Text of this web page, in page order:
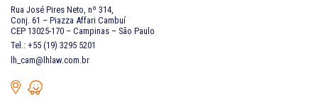
Rua José Pires Neto, nº 314,
Conj. 61 – Piazza Affari Cambuí
CEP 13025-170 – Campinas – São Paulo
Tel.: +55 (19) 3295 5201
lh_cam@lhlaw.com.br